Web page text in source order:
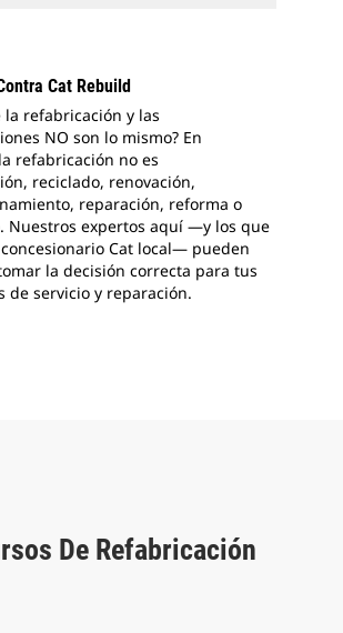
Cat Rebuild
la refabricación y las
NO son lo mismo? En
refabricación no es
reciclado, renovación,
reparación, reforma o
Nuestros expertos aquí —y los que
Cat local— pueden
la decisión correcta para tus
de servicio y reparación.
De Refabricación